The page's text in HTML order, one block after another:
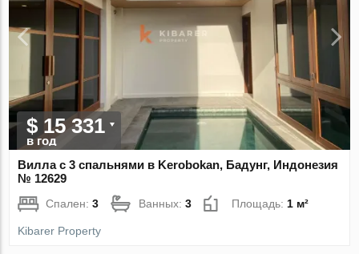
$ 15 331
в год
Вилла с 3 спальнями в Kerobokan, Бадунг, Индонезия
№ 12629
Спален:3 Ванных:3 Площадь: 1 м²
Kibarer Property